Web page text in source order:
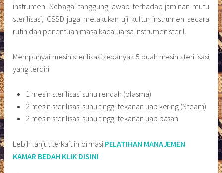
instrumen. Sebagai tanggung jawab terhadap jaminan mutu
sterilisasi, CSSD juga melakukan uji kultur instrumen secara
rutin dan penentuan masa kadaluarsa instrumen steril.
Mempunyai mesin sterilisasi sebanyak 5 buah mesin sterilisasi
yang terdiri
1 mesin sterilisasi suhu rendah (plasma)
2 mesin sterilisasi suhu tinggi tekanan uap kering (Steam)
2 mesin sterilisasi suhu tinggi tekanan uap basah
Lebih lanjut terkait informasi PELATIHAN MANAJEMEN
KAMAR BEDAH KLIK DISINI